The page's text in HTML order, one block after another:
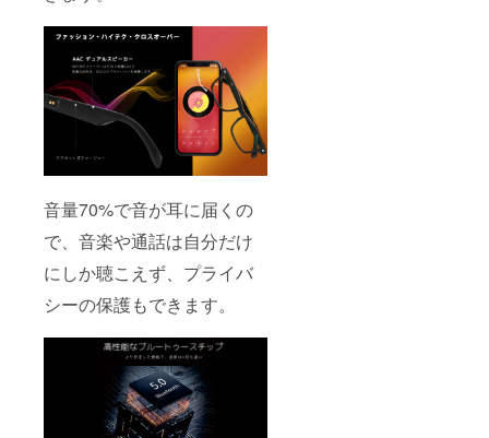
音量70%で音が耳に届くの
で、音楽や通話は自分だけ
にしか聴こえず、プライバ
シーの保護もできます。